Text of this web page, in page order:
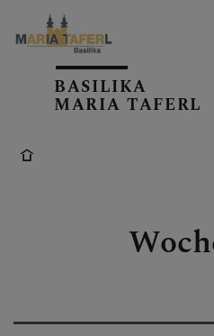
BASILIKA
MARIA TAFERL